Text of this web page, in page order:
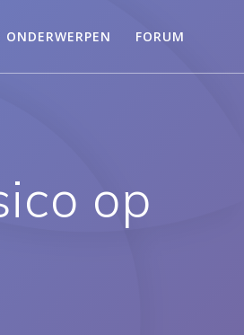
ONDERWERPEN FORUM
op